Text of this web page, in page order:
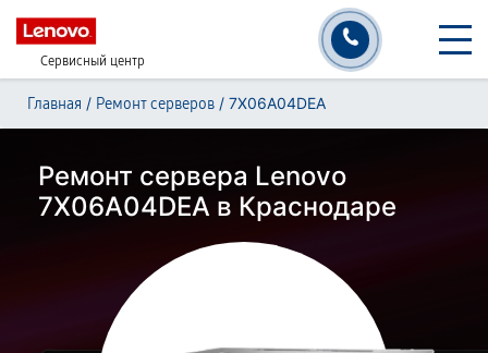
Сервисный центр
Главная / Ремонт серверов / 7X06A04DEA
Ремонт сервера Lenovo
7X06A04DEA в Краснодаре